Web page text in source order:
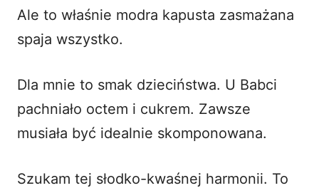
Ale to właśnie modra kapusta zasmażana
spaja wszystko.
Dla mnie to smak dzieciństwa. U Babci
pachniało octem i cukrem. Zawsze
musiała być idealnie skomponowana.
Szukam tej słodko-kwaśnej harmonii. To